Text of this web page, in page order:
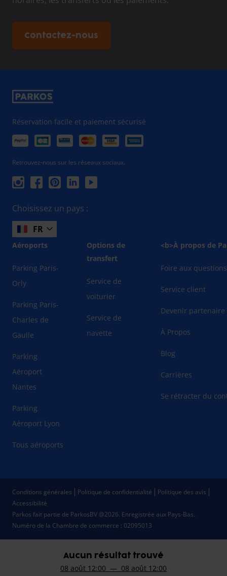
Aucun résultat trouvé
08 août 12:00 — 08 août 12:00
Contactez-nous
Réservation facile et paiement sécurisé
Retrouvez-nous sur les réseaux sociaux.
Choisissez un pays :
FR
Aéroports
Parking Paris-
Orly
Parking Paris-
Charles de
Gaulle
Parking
Aéroport
Nantes
Parking
Aéroport Lyon
Tous aéroports
Options de
transfert
Service de
voiturier
Service de
navette
<b>À propos de
Foire aux questions
Service client
Devenir partenaire
À Propos
Blog
Carrières
Se rétracter du
Parkos fait partie de ParkosBV @2026. Enregistrée aux Pays-Bas.
Numéro de la Chambre de commerce : 02095013
Conditions générales Politique de confidentialité
Politique des avis
Accessibilité